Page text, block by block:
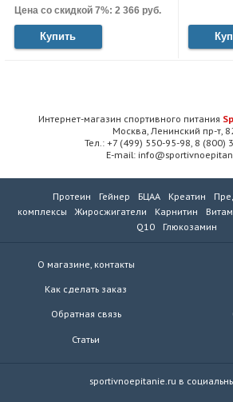
Цена со скидкой 7%: 2 366 руб.
Купить
Интернет-магазин спортивного питания
Москва, Ленинский пр-т,
Тел.: +7 (499) 550-95-98, 8 (800)
E-mail:
Протеин Гейнер БЦАА Креатин
комплексы
Жиросжигатели Карнитин
Q10
Глюкозамин
О магазине, контакты
Как сделать заказ
Обратная связь
Статьи
sportivnoepitanie.ru в